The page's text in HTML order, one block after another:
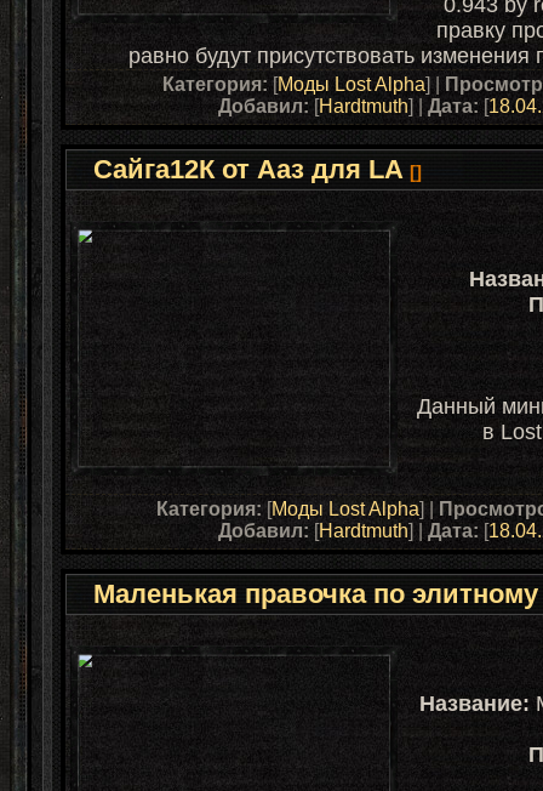
правку
равно будут присутствовать
Категория:[Моды Lost Alpha] |
Добавил: [Hardtmuth] | Дата: [
Сайга12К от Ааз для LA []
Данный
в
Категория: [Моды Lost Alpha] |
Добавил: [Hardtmuth] | Дата: [
Маленькая правочка по элитному
Название: